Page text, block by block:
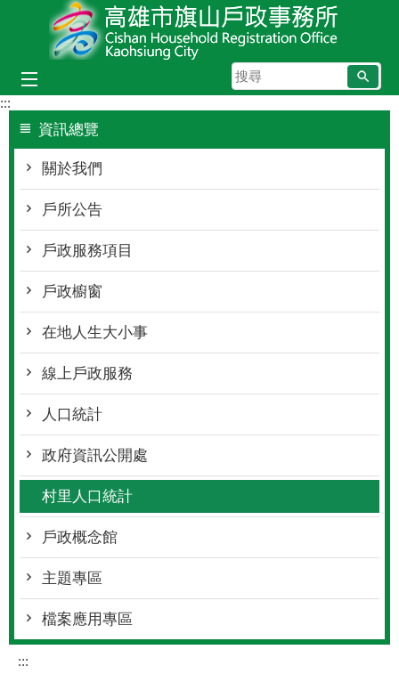
跳到主要內容區塊
搜
尋
:::
資訊總覽
關於我們
戶所公告
戶政服務項目
戶政櫥窗
在地人生大小事
線上戶政服務
人口統計
政府資訊公開處
村里人口統計
戶政概念館
主題專區
檔案應用專區
:::